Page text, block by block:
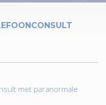
met paranormale